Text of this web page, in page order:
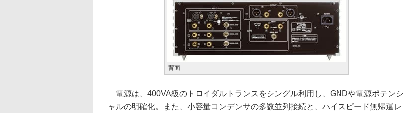
背面
電源は、400VA級のトロイダルトランスをシングル利用し、GNDや電源ポテンシ
ャルの明確化。また、小容量コンデンサの多数並列接続と、ハイスピード無帰還レ